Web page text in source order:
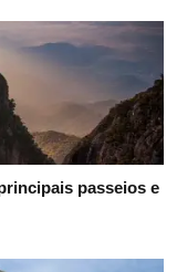
passeios e